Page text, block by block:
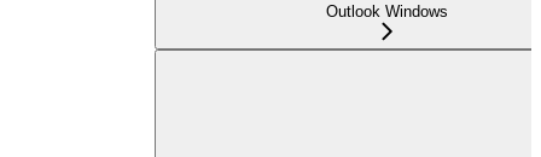
Outlook Windows